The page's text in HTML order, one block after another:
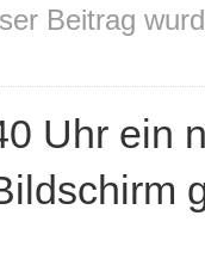
Beitrag
Uhr ein